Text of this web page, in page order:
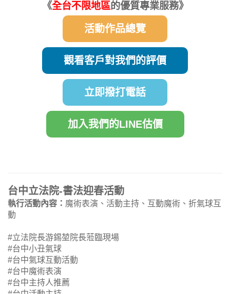
《全台不限地區的優質專業服務》
活動作品總覽
觀看客戶對我們的評價
立即撥打電話
加入我們的LINE估價
台中立法院-書法迎春活動
執行活動內容： 魔術表演、活動主持、互動魔術、折氣球互
動
#立法院長游錫堃院長蒞臨現場
#台中小丑氣球
#台中氣球互動活動
#台中魔術表演
#台中主持人推薦